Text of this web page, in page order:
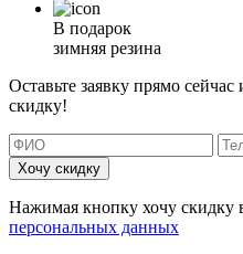
В подарок
зимняя резина
Оставьте заявку прямо
скидку!
Хочу скидку
Нажимая кнопку хочу скидку
персональных данных